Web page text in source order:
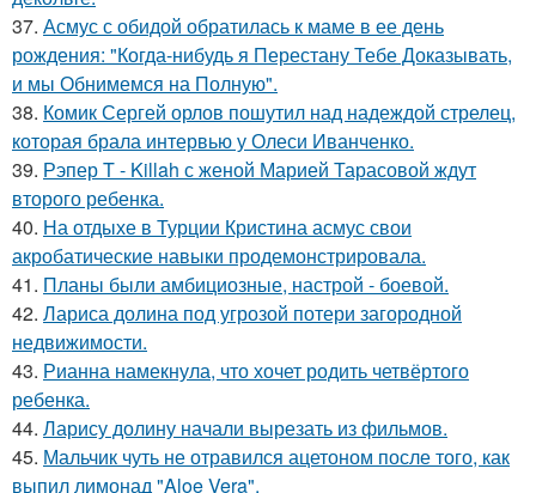
37. Асмус с обидой обратилась к маме в ее день
рождения: "Когда-нибудь я Перестану Тебе Доказывать,
и мы Обнимемся на Полную".
38. Комик Сергей орлов пошутил над надеждой стрелец,
которая брала интервью у Олеси Иванченко.
39. Рэпер T - Killah с женой Марией Тарасовой ждут
второго ребенка.
40. На отдыхе в Турции Кристина асмус свои
акробатические навыки продемонстрировала.
41. Планы были амбициозные, настрой - боевой.
42. Лариса долина под угрозой потери загородной
недвижимости.
43. Рианна намекнула, что хочет родить четвёртого
ребенка.
44. Ларису долину начали вырезать из фильмов.
45. Мальчик чуть не отравился ацетоном после того, как
выпил лимонад "Aloe Vera".